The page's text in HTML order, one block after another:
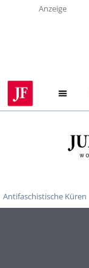
Anzeige
Antifaschistische Küren